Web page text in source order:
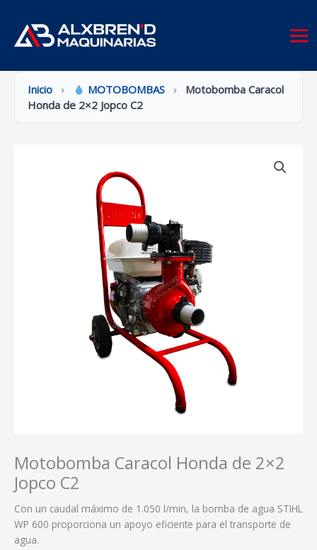
contenido
Inicio › MOTOBOMBAS ›
Motobomba Caracol
Honda de 2×2 Jopco C2
Motobomba Caracol Honda de 2×2
Jopco C2
Con un caudal máximo de 1.050 l/min, la bomba de agua STIHL
WP 600 proporciona un apoyo eficiente para el transporte de
agua.